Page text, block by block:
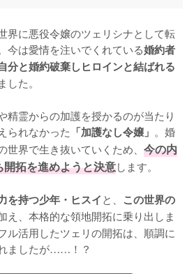
界に悪役令嬢のツェリシナとして転
今は愛情を注いでくれている婚約者
分と婚約破棄しヒロインと結ばれる
た。
精霊からの加護を授かるのが当たり
られなかった 「加護なし令嬢」 。婚
界で生き抜いていくため、 今の内
拓を進めようと決意します。
を持つ少年・ヒスイと、 この世界の
え、本格的な領地開拓に乗り出しま
ル活用したツェリの開拓は、順調に
ましたが……！？